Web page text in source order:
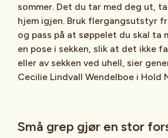
sommer. Det du tar med deg ut,
hjem igjen. Bruk flergangsutstyr
og pass på at søppelet du skal ta
en pose i sekken, slik at det ikke
eller av sekken ved uhell, sier
Cecilie Lindvall Wendelboe i Hold
Små grep gjør en stor